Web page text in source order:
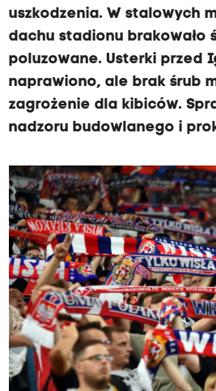
uszkodzenia. W stalowych
dachu stadionu brakowało
poluzowane. Usterki przed
naprawiono, ale brak śrub
zagrożenie dla kibiców.
nadzoru budowlanego i